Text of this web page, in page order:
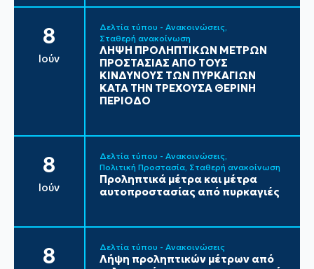
8
Ιούν
Δελτία τύπου - Ανακοινώσεις
Σταθερή ανακοίνωση
ΛΗΨΗ ΠΡΟΛΗΠΤΙΚΩΝ ΜΕΤΡΩΝ
ΠΡΟΣΤΑΣΙΑΣ ΑΠΟ ΤΟΥΣ
ΚΙΝΔΥΝΟΥΣ ΤΩΝ ΠΥΡΚΑΓΙΩΝ
ΚΑΤΑ ΤΗΝ ΤΡΕΧΟΥΣΑ ΘΕΡΙΝΗ
ΠΕΡΙΟΔΟ
8
Ιούν
Δελτία τύπου - Ανακοινώσεις
Πολιτική Προστασία Σταθερή ανακοίνωση
Προληπτικά μέτρα και μέτρα
αυτοπροστασίας από πυρκαγιές
8 Δελτία τύπου - Ανακοινώσεις
Λήψη προληπτικών μέτρων από